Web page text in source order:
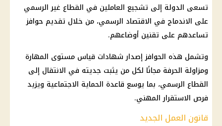
تسعى الدولة إلى تشجيع العاملين في القطاع غير الرسمي
على الاندماج في الاقتصاد الرسمي، من خلال تقديم حوافز
تساعدهم على تقنين أوضاعهم.
وتشمل هذه الحوافز إصدار شهادات قياس مستوى المهارة
ومزاولة الحرفة مجانًا لكل من يثبت جديته في الانتقال إلى
القطاع الرسمي، بما يوسع قاعدة الحماية الاجتماعية ويزيد
فرص الاستقرار المهني.
قانون العمل الجديد